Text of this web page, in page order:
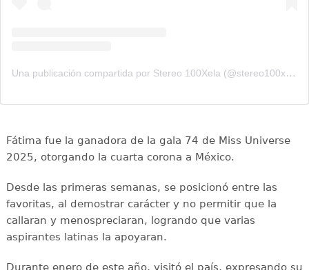
Una publicación compartida por Stereo 100Xela (@stereo100xela)
Fátima fue la ganadora de la gala 74 de Miss Universe
2025, otorgando la cuarta corona a México.
Desde las primeras semanas, se posicionó entre las
favoritas, al demostrar carácter y no permitir que la
callaran y menospreciaran, logrando que varias
aspirantes latinas la apoyaran.
Durante enero de este año, visitó el país, expresando su